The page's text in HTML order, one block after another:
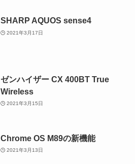
SHARP AQUOS sense4
2021年3月17日
ゼンハイザー CX 400BT True
Wireless
2021年3月15日
Chrome OS M89の新機能
2021年3月13日